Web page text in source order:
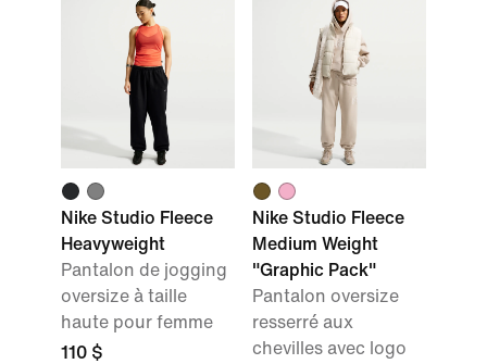
Nike Studio Fleece
Heavyweight
Pantalon de jogging
oversize à taille
haute pour femme
110 $
Nike Studio Fleece
Medium Weight
"Graphic Pack"
Pantalon oversize
resserré aux
chevilles avec logo